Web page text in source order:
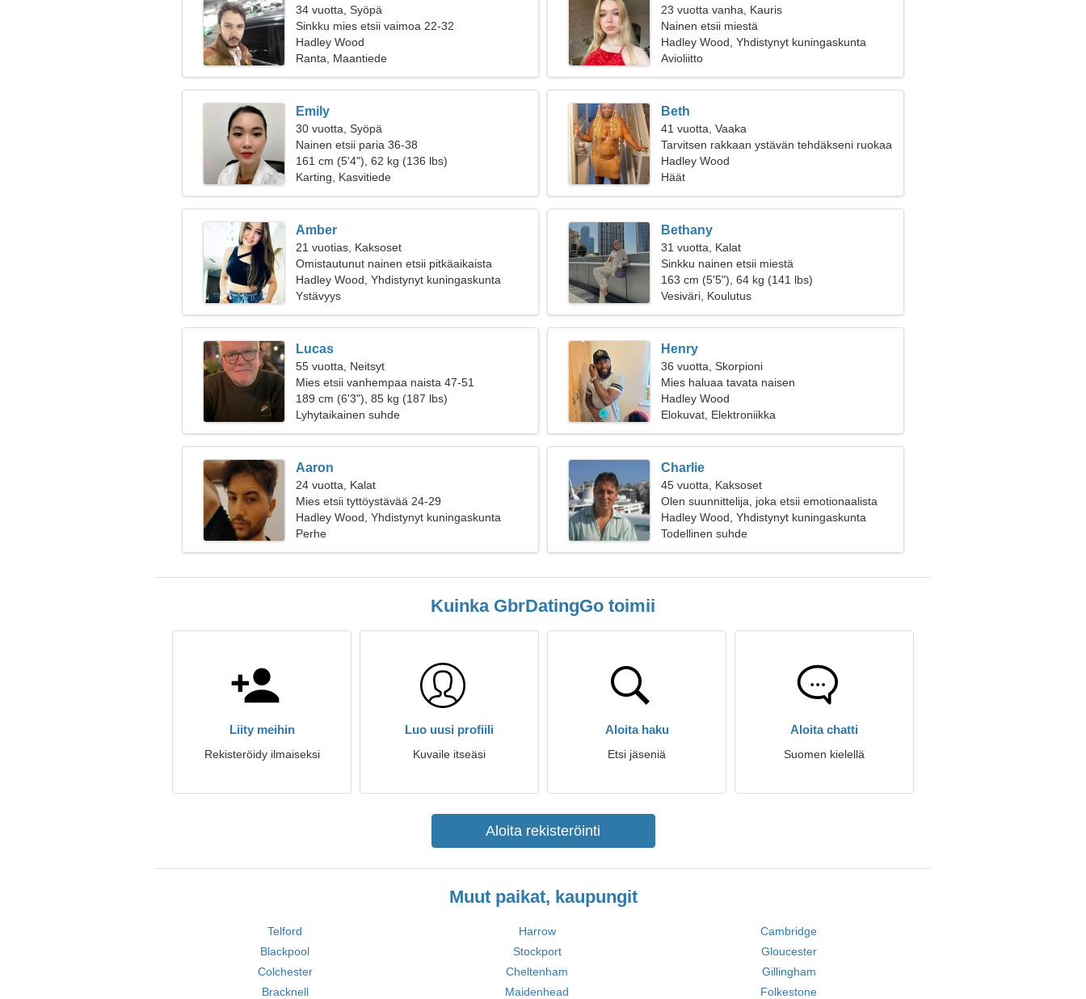
34 vuotta, Syöpä
Sinkku mies etsii vaimoa 22-32
Hadley Wood
Ranta, Maantiede
23 vuotta vanha, Kauris
Nainen etsii miestä
Hadley Wood, Yhdistynyt kuningaskunta
Avioliitto
Emily
30 vuotta, Syöpä
Nainen etsii paria 36-38
161 cm (5'4"), 62 kg (136 lbs)
Karting, Kasvitiede
Beth
41 vuotta, Vaaka
Tarvitsen rakkaan ystävän tehdäkseni ruokaa
yhdessä
Hadley Wood
Häät
Amber
21 vuotias, Kaksoset
Omistautunut nainen etsii pitkäaikaista
suhdetta
Hadley Wood, Yhdistynyt kuningaskunta
Ystävyys
Bethany
31 vuotta, Kalat
Sinkku nainen etsii miestä
163 cm (5'5"), 64 kg (141 lbs)
Vesiväri, Koulutus
Lucas
55 vuotta, Neitsyt
Mies etsii vanhempaa naista 47-51
189 cm (6'3"), 85 kg (187 lbs)
Lyhytaikainen suhde
Henry
36 vuotta, Skorpioni
Mies haluaa tavata naisen
Hadley Wood
Elokuvat, Elektroniikka
Aaron
24 vuotta, Kalat
Mies etsii tyttöystävää 24-29
Hadley Wood, Yhdistynyt kuningaskunta
Perhe
Charlie
45 vuotta, Kaksoset
Olen suunnittelija, joka etsii emotionaalista
naista
Hadley Wood, Yhdistynyt kuningaskunta
Todellinen suhde
Kuinka GbrDatingGo toimii
Liity meihin
Rekisteröidy ilmaiseksi
Luo uusi profiili
Kuvaile itseäsi
Aloita haku
Etsi jäseniä
Aloita chatti
Suomen kielellä
Aloita rekisteröinti
Muut paikat, kaupungit
Telford Harrow
Cambridge
Blackpool
Stockport
Gloucester
Colchester
Cheltenham
Gillingham
Bracknell
Maidenhead Folkestone